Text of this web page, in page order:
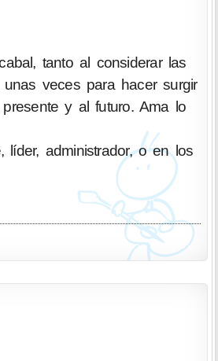
tanto al considerar las
veces para hacer surgir
y al futuro. Ama lo
líder, administrador, o en los